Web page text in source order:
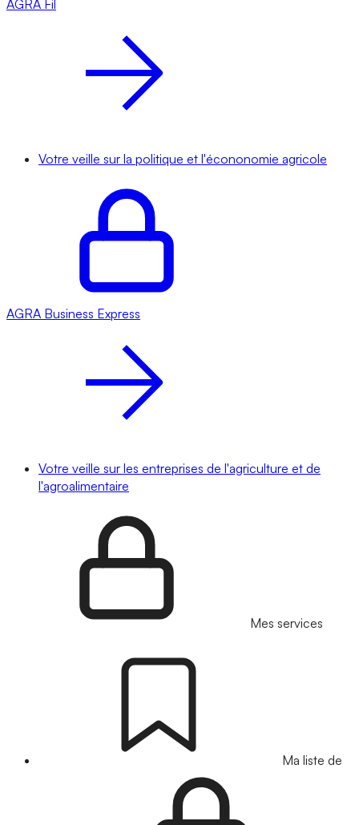
AGRA Fil
Votre veille sur la politique et l'écononomie agricole
AGRA Business Express
Votre veille sur les entreprises de l'agriculture et de
l'agroalimentaire
Mes services
Ma liste de